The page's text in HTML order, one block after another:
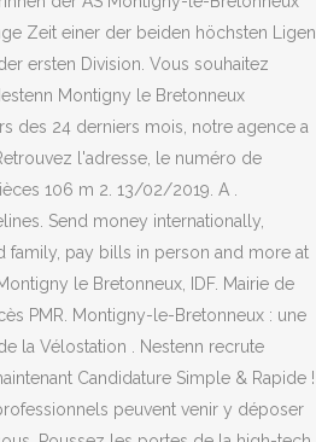
Zeit einer der beiden höchsten Ligen
ersten Division. Vous souhaitez
Montigny le Bretonneux
des 24 derniers mois, notre agence a
l'adresse, le numéro de
106 m 2. 13/02/2019. A .
Send money internationally,
family, pay bills in person and more at
le Bretonneux, IDF. Mairie de
PMR. Montigny-le-Bretonneux : une
la Vélostation . Nestenn recrute
Candidature Simple & Rapide !
peuvent venir y déposer